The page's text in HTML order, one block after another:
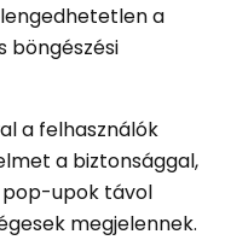
a
böngészési
a felhasználók
a biztonsággal,
upok távol
megjelennek.